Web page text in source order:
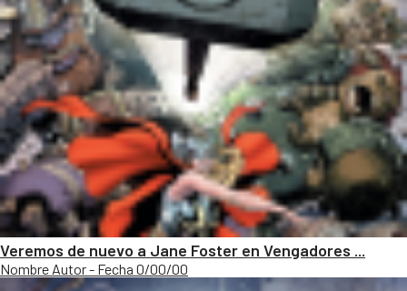
Veremos de nuevo a Jane Foster en Vengadores ...
Nombre Autor - Fecha 0/00/00